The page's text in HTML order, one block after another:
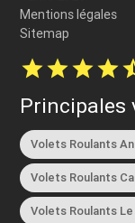
Mentions légales
Sitemap
starstarstarstar
Principales
Volets Roulants
Volets Roulants
Volets Roulants